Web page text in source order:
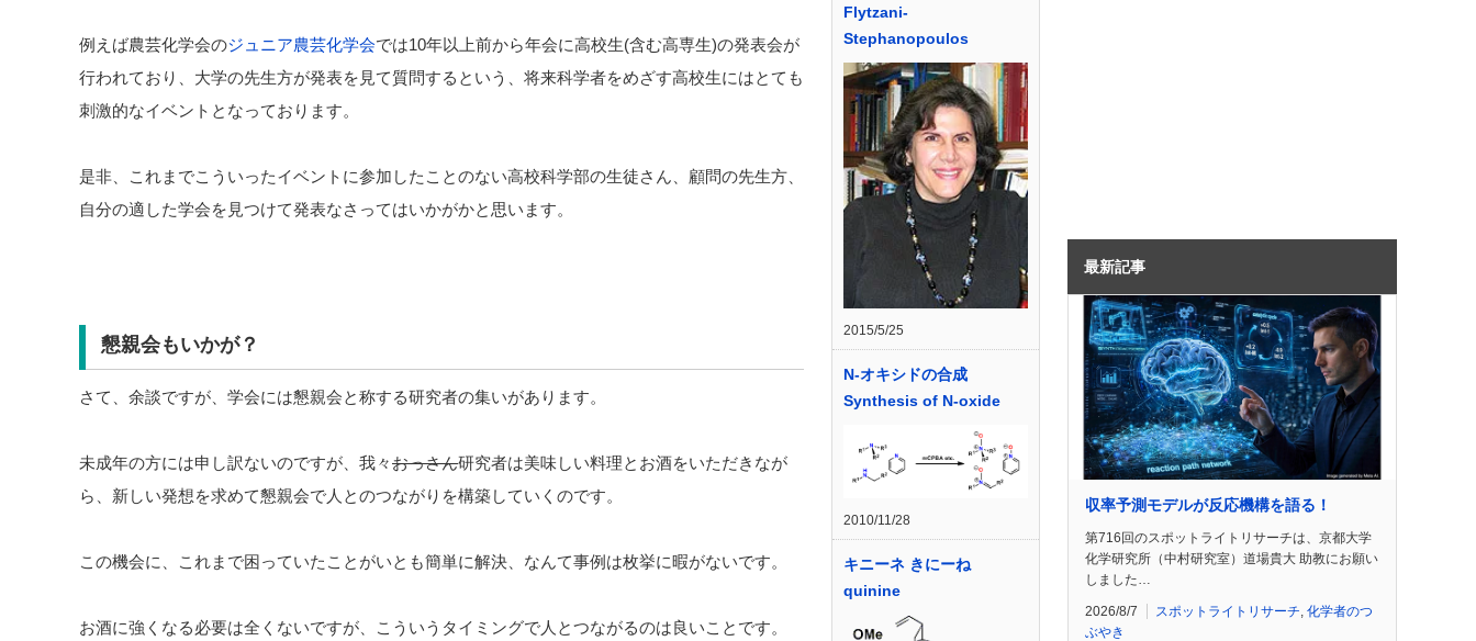
例えば農芸化学会のジュニア農芸化学会では10年以上前から年会に高校生(含む高専生)の発表会が
行われており、大学の先生方が発表を見て質問するという、将来科学者をめざす高校生にはとても
刺激的なイベントとなっております。
是非、これまでこういったイベントに参加したことのない高校科学部の生徒さん、顧問の先生方、
自分の適した学会を見つけて発表なさってはいかがかと思います。
懇親会もいかが？
さて、余談ですが、学会には懇親会と称する研究者の集いがあります。
未成年の方には申し訳ないのですが、我々おっさん研究者は美味しい料理とお酒をいただきなが
ら、新しい発想を求めて懇親会で人とのつながりを構築していくのです。
この機会に、これまで困っていたことがいとも簡単に解決、なんて事例は枚挙に暇がないです。
お酒に強くなる必要は全くないですが、こういうタイミングで人とつながるのは良いことです。
Flytzani-
Stephanopoulos
2015/5/25
N-オキシドの合成
Synthesis of N-oxide
2010/11/28
キニーネ きにーね
quinine
最新記事
収率予測モデルが反応機構を語る！
第716回のスポットライトリサーチは、京都大学
化学研究所（中村研究室）道場貴大 助教にお願い
しました…
2026/8/7 スポットライトリサーチ 化学者のつ
ぶやき